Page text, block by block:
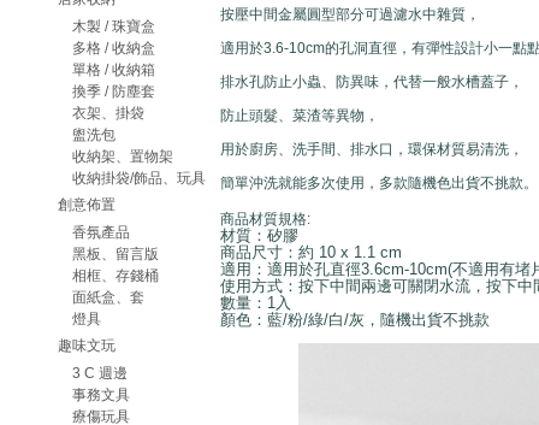
木製 / 珠寶盒
多格 / 收納盒
單格 / 收納箱
換季 / 防塵套
衣架、掛袋
盥洗包
收納架、置物架
收納掛袋/飾品、玩具
創意佈置
香氛產品
黑板、留言版
相框、存錢桶
面紙盒、套
燈具
趣味文玩
3 C 週邊
事務文具
療傷玩具
按壓中間金屬圓型部分可過濾水中雜質，
適用於3.6-10cm的孔洞直徑，有彈性設計小一點
排水孔防止小蟲、防異味，代替一般水槽蓋子，
防止頭髮、菜渣等異物，
用於廚房、洗手間、排水口，環保材質易清洗，
簡單沖洗就能多次使用，多款隨機色出貨不挑款。
商品材質規格:
材質：矽膠
商品尺寸：約 10 x 1.1 cm
適用：適用於孔直徑3.6cm-10cm(不適用有堵
使用方式：按下中間兩邊可關閉水流，按下
數量：1入
顏色：藍/粉/綠/白/灰，隨機出貨不挑款